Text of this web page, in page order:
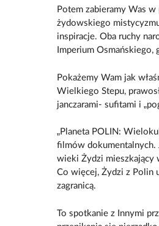
Potem zabieramy Was
żydowskiego
inspiracje. Oba ruchy
Imperium
Pokażemy Wam jak
Wielkiego Stepu,
janczarami- sufitami i
„Planeta POLIN:
filmów dokumentalnych.
wieki Żydzi mieszkający
Co więcej, Żydzi z Polin
zagranicą.
To spotkanie z Innymi